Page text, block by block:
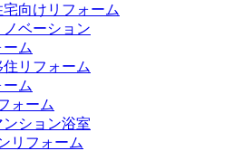
向けリフォーム
ベーション
ム
リフォーム
ーム
ォーム
ンション浴室
リフォーム